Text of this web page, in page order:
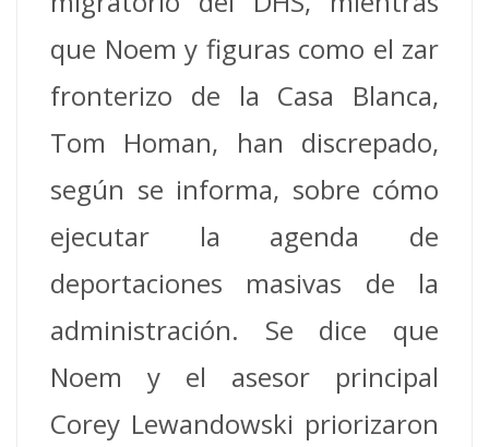
que Noem y figuras como el zar
fronterizo de la Casa Blanca,
Tom Homan, han discrepado,
según se informa, sobre cómo
ejecutar la agenda de
deportaciones masivas de la
administración. Se dice que
Noem y el asesor principal
Corey Lewandowski priorizaron